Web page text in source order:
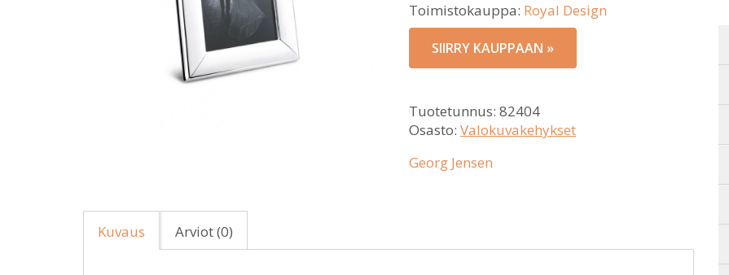
65,00 €.
hinta
on:
52,00 €.
Toimistokauppa: Royal Design
SIIRRY KAUPPAAN »
Tuotetunnus: 82404
Osasto: Valokuvakehykset
Georg Jensen
Kuvaus Arviot (0)